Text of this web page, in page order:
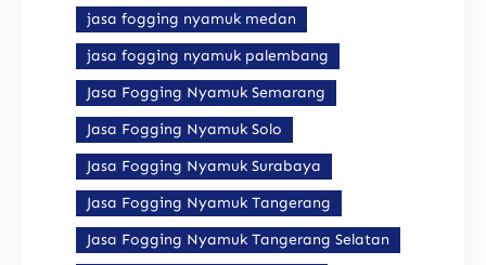
jasa fogging nyamuk medan
jasa fogging nyamuk palembang
Jasa Fogging Nyamuk Semarang
Jasa Fogging Nyamuk Solo
Jasa Fogging Nyamuk Surabaya
Jasa Fogging Nyamuk Tangerang
Jasa Fogging Nyamuk Tangerang Selatan